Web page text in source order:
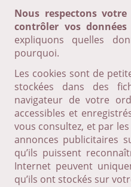
Nous respectons
contrôler vos données
expliquons quelles
pourquoi.
Les cookies sont de
stockées dans des
navigateur de votre
accessibles et
vous consultez, et par
annonces publicitaires
qu’ils puissent
Internet peuvent
qu’ils ont stockés sur